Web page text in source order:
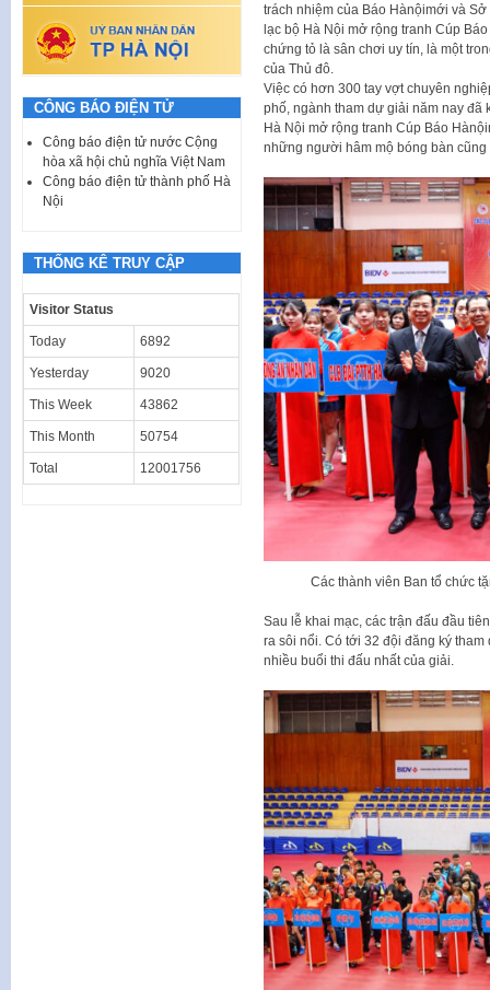
trách nhiệm của Báo Hànộimới và
lạc bộ Hà Nội mở rộng tranh Cúp
chứng tỏ là sân chơi uy tín, là một
của Thủ đô.
Việc có hơn 300 tay vợt chuyên
phố, ngành tham dự giải năm nay đã
Hà Nội mở rộng tranh Cúp Báo
những người hâm mộ bóng bàn cũng
Các thành viên Ban tổ chức
Sau lễ khai mạc, các trận đấu đầu
ra sôi nổi. Có tới 32 đội đăng ký
nhiều buổi thi đấu nhất của giải.
CÔNG BÁO ĐIỆN TỬ
Công báo điện tử nước Cộng
hòa xã hội chủ nghĩa Việt Nam
Công báo điện tử thành phố Hà
Nội
THỐNG KÊ TRUY CẬP
Visitor Status
Today 6892
Yesterday 9020
This Week 43862
This Month 50754
Total 12001756